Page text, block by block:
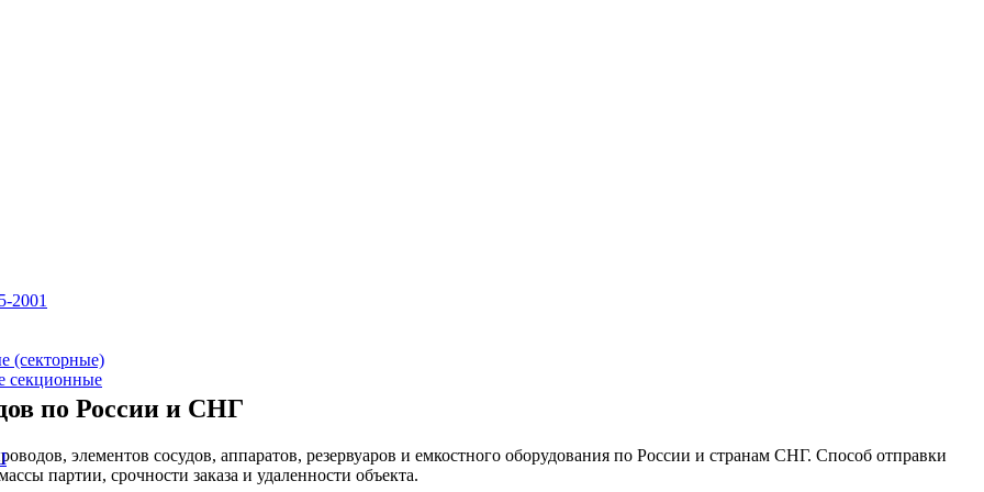
по России и СНГ
элементов сосудов, аппаратов, резервуаров и емкостного оборудования по России и странам СНГ. Способ отправки
партии, срочности заказа и удаленности объекта.
2001
(секторные)
секционные